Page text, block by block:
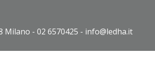
Milano - 02 6570425 - info@ledha.it